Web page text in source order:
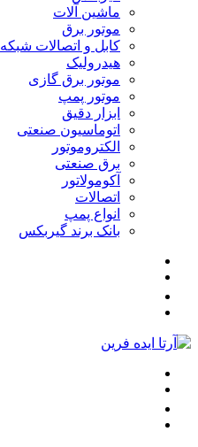
ماشین آلات
موتور برق
کابل و اتصالات شبکه
هیدرولیک
موتور برق گازی
موتور پمپ
ابزار دقیق
اتوماسیون صنعتی
الکتروموتور
برق صنعتی
آکومولاتور
اتصالات
انواع پمپ
بانک برند گیربکس